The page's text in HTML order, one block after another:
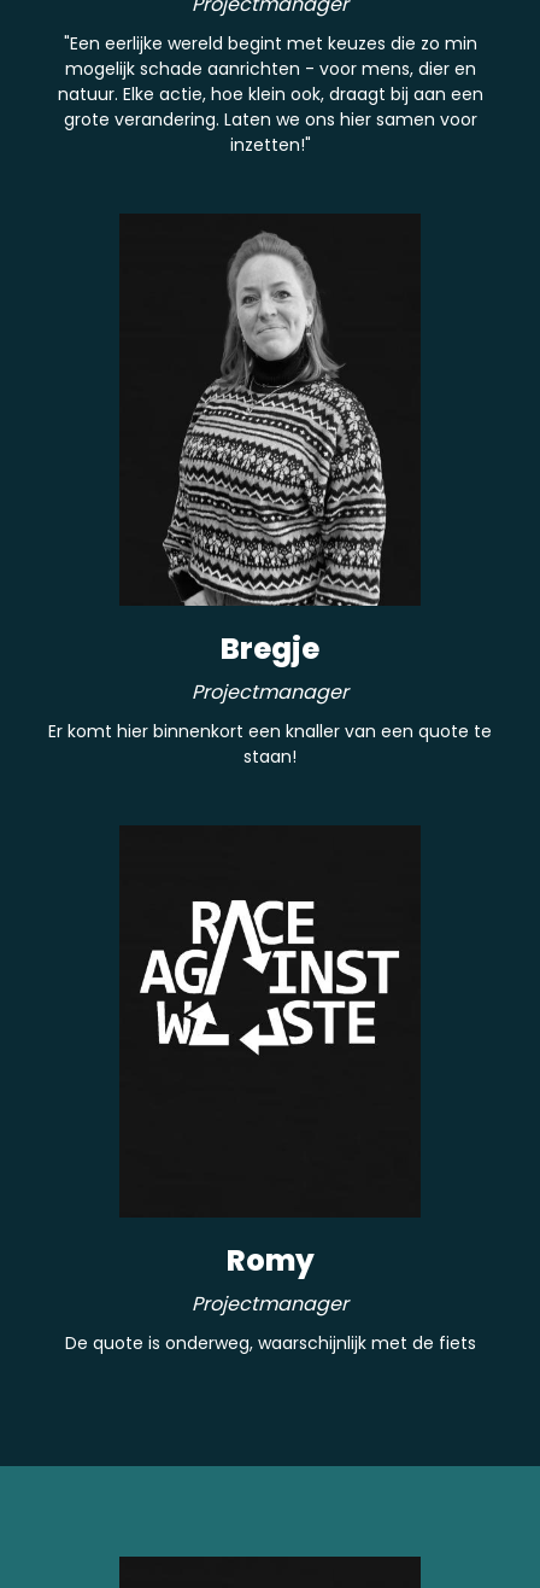
"Een eerlijke wereld begint met keuzes die zo min
mogelijk schade aanrichten - voor mens, dier en
natuur. Elke actie, hoe klein ook, draagt bij aan een
grote verandering. Laten we ons hier samen voor
inzetten!"
Bregje
Projectmanager
Er komt hier binnenkort een knaller van een quote te
staan!
Romy
Projectmanager
De quote is onderweg, waarschijnlijk met de fiets